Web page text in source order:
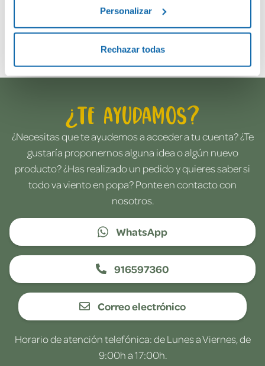
Personalizar
Rechazar todas
Envía tu opinión
¿Te ayudamos?
¿Necesitas que te ayudemos a acceder a tu cuenta? ¿Te
gustaría proponernos alguna idea o algún nuevo
producto? ¿Has realizado un pedido y quieres saber si
todo va viento en popa? Ponte en contacto con
nosotros.
WhatsApp
916597360
Correo electrónico
Horario de atención telefónica: de Lunes a Viernes, de
9:00h a 17:00h.